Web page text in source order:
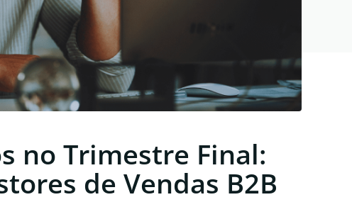
no Trimestre Final:
de Vendas B2B